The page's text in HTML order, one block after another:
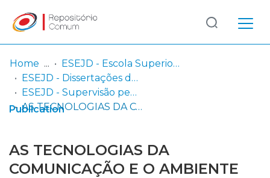
Communities
& Collections
Log
In
(current)
Home
ESEJD - Escola Superior de Educação João de Deus
ESEJD - Dissertações de Mestrado em Educação
ESEJD - Supervisão pedagógica
AS TECNOLOGIAS DA COMUNICAÇÃO E O AMBIENTE ESCOLAR
Publication
AS TECNOLOGIAS DA
COMUNICAÇÃO E O AMBIENTE